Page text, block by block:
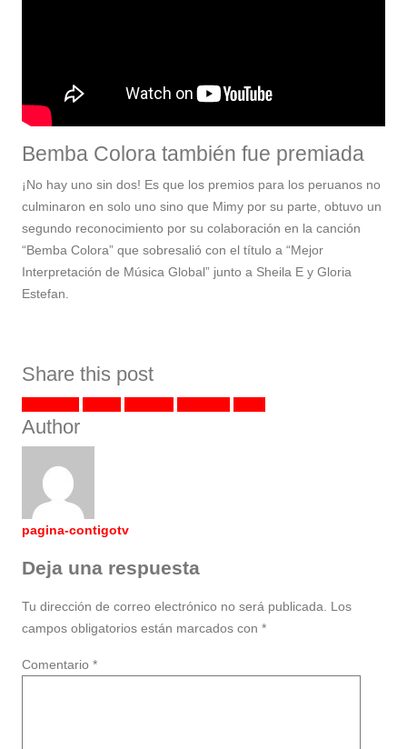
Bemba Colora también fue premiada
¡No hay uno sin dos! Es que los premios para los peruanos no
culminaron en solo uno sino que Mimy por su parte, obtuvo un
segundo reconocimiento por su colaboración en la canción
“Bemba Colora” que sobresalió con el título a “Mejor
Interpretación de Música Global” junto a Sheila E y Gloria
Estefan.
Share this post
Author
pagina-contigotv
Deja una respuesta
Tu dirección de correo electrónico no será publicada.
Los
campos obligatorios están marcados con *
Comentario *